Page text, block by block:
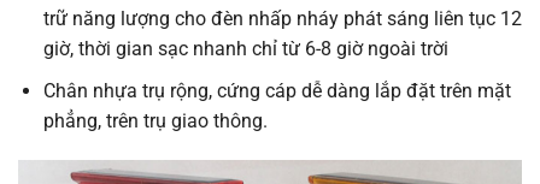
trữ năng lượng cho đèn nhấp nháy phát sáng liên tục 12
giờ, thời gian sạc nhanh chỉ từ 6-8 giờ ngoài trời
Chân nhựa trụ rộng, cứng cáp dễ dàng lắp đặt trên mặt
phẳng, trên trụ giao thông.